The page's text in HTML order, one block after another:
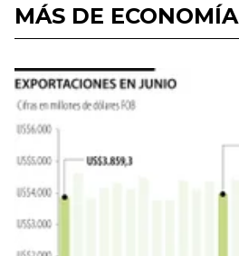
MÁS DE ECONOMÍA